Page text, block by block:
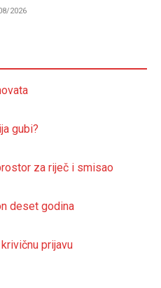
2026
gubi?
za riječ i smisao
deset godina
prijavu